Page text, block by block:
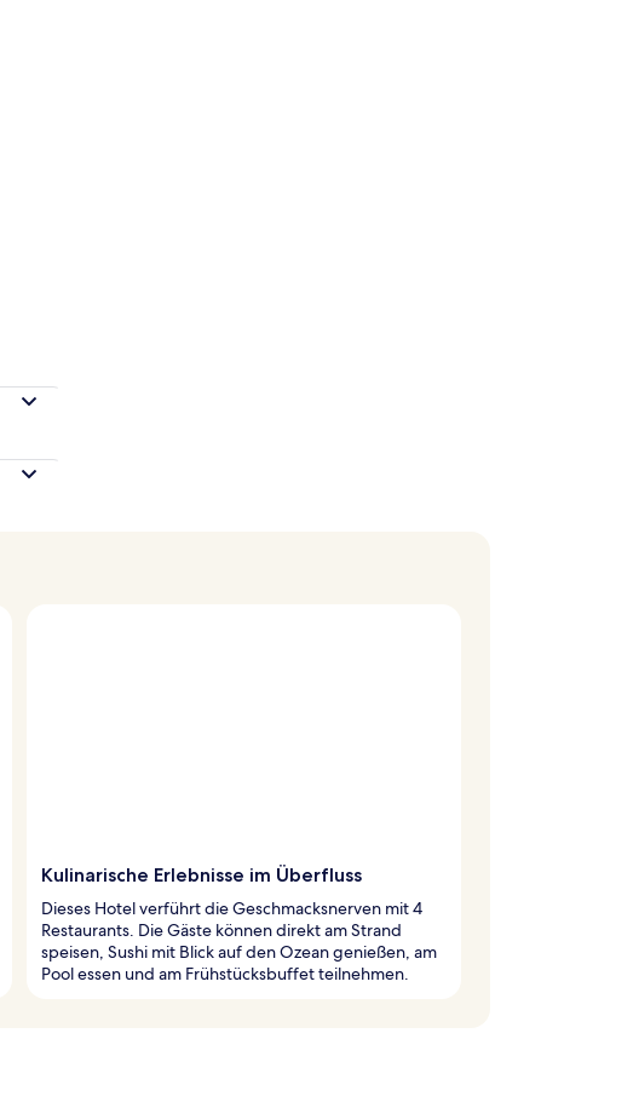
Kulinarische Erlebnisse im Überfluss
Dieses Hotel verführt die Geschmacksnerven mit 4
Restaurants. Die Gäste können direkt am Strand
speisen, Sushi mit Blick auf den Ozean genießen, am
Pool essen und am Frühstücksbuffet teilnehmen.